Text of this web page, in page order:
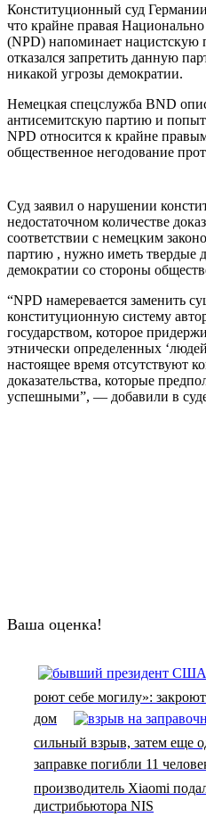
Конституционный суд
что крайне правая
(NPD) напоминает нацистскую
отказался запретить данную
никакой угрозы демократии.
Немецкая спецслужба BND
антисемитскую партию и
NPD относится к крайне
общественное негодование
Суд заявил о нарушении
недостаточном количестве
соответствии с немецким
партию , нужно иметь твердые
демократии со стороны
“NPD намеревается заменить
конституционную систему
государством, которое
этнически определенных
настоящее время отсутствуют
доказательства, которые
успешными”, — добавили в
Ваша оценка!
роют себе могилу»:
дом
сильный взрыв, затем еще
заправке погибли 11
производитель Xiaomi
дистрибьютора NIS